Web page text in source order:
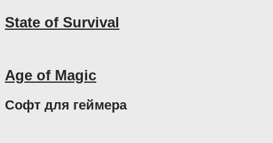
State of Survival
Age of Magic
Софт для геймера